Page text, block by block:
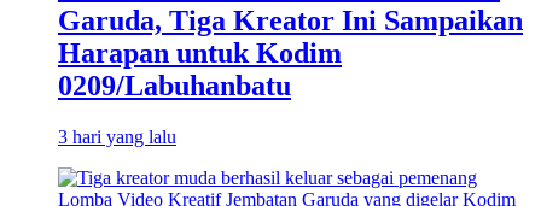
Garuda, Tiga Kreator Ini Sampaikan
Harapan untuk Kodim
0209/Labuhanbatu
3 hari yang lalu